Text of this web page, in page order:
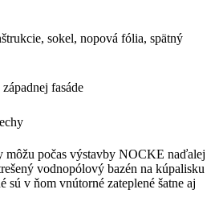
sokel, nopová fólia, spätný
fasáde
môžu počas výstavby NOCKE naďalej
vodnopólový bazén na kúpalisku
sú v ňom vnútorné zateplené šatne aj